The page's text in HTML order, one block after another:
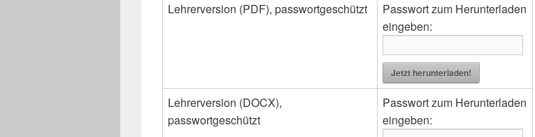
Lehrerversion (PDF), passwortgeschützt
Passwort zum Herunterladen
eingeben:
Jetzt herunterladen!
Lehrerversion (DOCX),
passwortgeschützt
Passwort zum Herunterladen
eingeben: